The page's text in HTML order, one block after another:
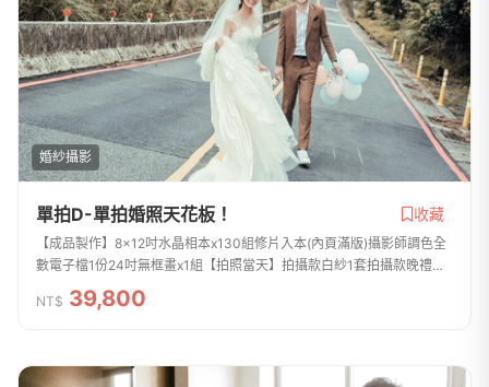
婚紗攝影
單拍D-單拍婚照天花板！ 收藏
【成品製作】8x12吋水晶相本x130組修片入本(內頁滿版)攝影師調色全
數電子檔1份24吋無框畫x1組【拍照當天】拍攝款白紗1套拍攝款晚禮服2
套西服1套整體彩妝造型3組8小時拍攝包含內景攝影棚+外景的拍攝婚紗
拍攝道具免費...
NT$ 39,800